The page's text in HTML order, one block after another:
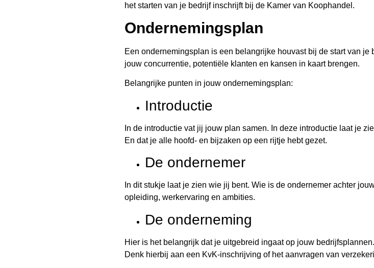
het starten van je bedrijf inschrijft bij de Kamer van Koophandel.
Ondernemingsplan
Een ondernemingsplan is een belangrijke houvast bij de start van
jouw concurrentie, potentiële klanten en kansen in kaart brengen.
Belangrijke punten in jouw ondernemingsplan:
Introductie
In de introductie vat jij jouw plan samen. In deze introductie laat je
En dat je alle hoofd- en bijzaken op een rijtje hebt gezet.
De ondernemer
In dit stukje laat je zien wie jij bent. Wie is de ondernemer achter
opleiding, werkervaring en ambities.
De onderneming
Hier is het belangrijk dat je uitgebreid ingaat op jouw
Denk hierbij aan een KvK-inschrijving of het aanvragen van